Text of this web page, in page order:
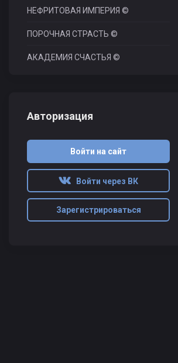
НЕФРИТОВАЯ ИМПЕРИЯ ©
ПОРОЧНАЯ СТРАСТЬ ©
АКАДЕМИЯ СЧАСТЬЯ ©
Авторизация
Войти на сайт
Войти через ВК
Зарегистрироваться